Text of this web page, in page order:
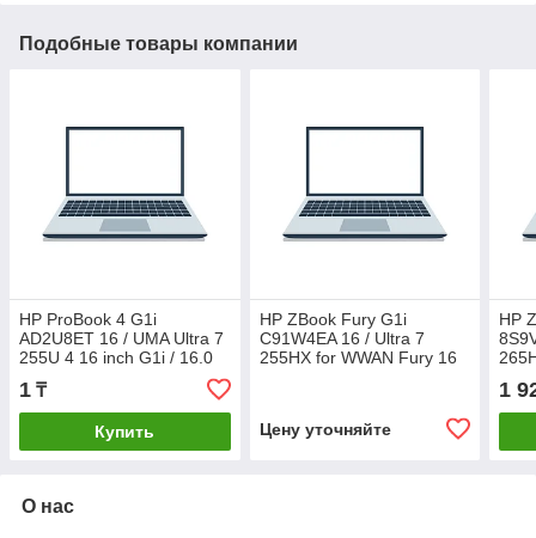
Подобные товары компании
HP ProBook 4 G1i
AD2U8ET 16 / UMA Ultra 7
255U 4 16 inch G1i / 16.0
WUXGA UWVA 300 FHDC
60Hz bnt Panel / 32GB
1 ₸
Купить
HP ZBook Fury G1i
C91W4EA 16 / Ultra 7
255HX for WWAN Fury 16
Цену уточняйте
HP
TLC
1
О нас